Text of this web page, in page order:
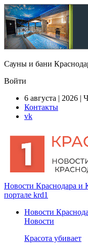
Сауны и бани
Войти
6 августа | 2026 |
Контакты
vk
Новости Краснодара и
портале krd1
Новости
Новости
Красота убивает